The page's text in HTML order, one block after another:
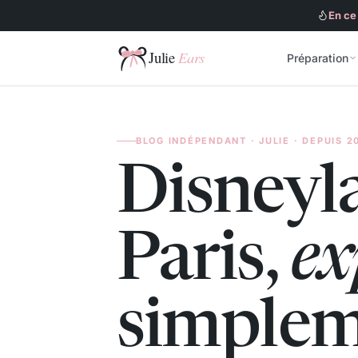
En
Julie Ears
Préparation
BLOG INDÉPENDANT · JULIE · DEPUIS
Paris,